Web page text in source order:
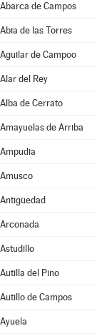
Abarca de Campos
Abia de las Torres
Aguilar de Campoo
Alar del Rey
Alba de Cerrato
Amayuelas de Arriba
Ampudia
Amusco
Antigüedad
Arconada
Astudillo
Autilla del Pino
Autillo de Campos
Ayuela